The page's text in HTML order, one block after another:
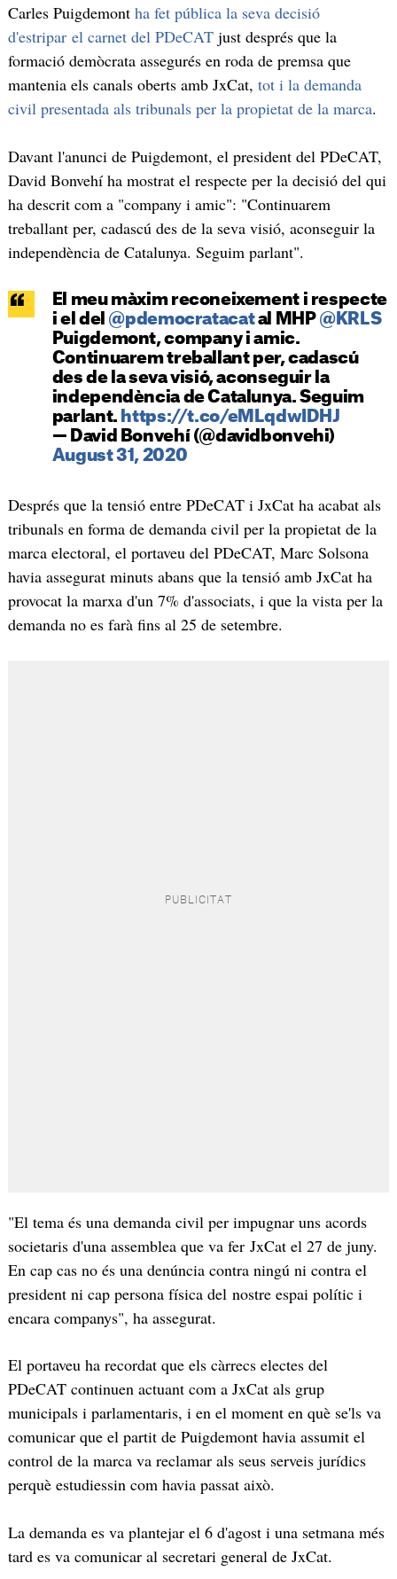
Carles Puigdemont ha fet pública la seva decisió
d'estripar el carnet del PDeCAT just després que la
formació demòcrata assegurés en roda de premsa que
mantenia els canals oberts amb JxCat, tot i la demanda
civil presentada als tribunals per la propietat de la marca.
Davant l'anunci de Puigdemont, el president del PDeCAT,
David Bonvehí ha mostrat el respecte per la decisió del qui
ha descrit com a "company i amic": "Continuarem
treballant per, cadascú des de la seva visió, aconseguir la
independència de Catalunya. Seguim parlant".
El meu màxim reconeixement i respecte
i el del @pdemocratacatal MHP @KRLS
Puigdemont, company i amic.
Continuarem treballant per, cadascú
des de la seva visió, aconseguir la
independència de Catalunya. Seguim
parlant. https://t.co/eMLqdwIDHJ
— David Bonvehí (@davidbonvehi)
August 31, 2020
Després que la tensió entre PDeCAT i JxCat ha acabat als
tribunals en forma de demanda civil per la propietat de la
marca electoral, el portaveu del PDeCAT, Marc Solsona
havia assegurat minuts abans que la tensió amb JxCat ha
provocat la marxa d'un 7% d'associats, i que la vista per la
demanda no es farà fins al 25 de setembre.
"El tema és una demanda civil per impugnar uns acords
societaris d'una assemblea que va fer JxCat el 27 de juny.
En cap cas no és una denúncia contra ningú ni contra el
president ni cap persona física del nostre espai polític i
encara companys", ha assegurat.
El portaveu ha recordat que els càrrecs electes del
PDeCAT continuen actuant com a JxCat als grup
municipals i parlamentaris, i en el moment en què se'ls va
comunicar que el partit de Puigdemont havia assumit el
control de la marca va reclamar als seus serveis jurídics
perquè estudiessin com havia passat això.
La demanda es va plantejar el 6 d'agost i una setmana més
tard es va comunicar al secretari general de JxCat.